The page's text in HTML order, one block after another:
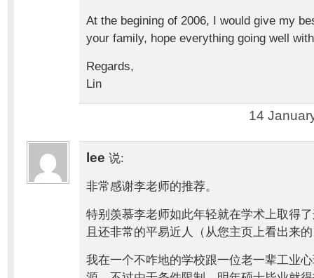
At the begining of 2006, I would give my
your family, hope everything going well
Regards,
Lin
14
lee 说:
非常感谢李老师的推荐。
特别羡慕李老师如此年轻就在学术上取得
且还非常的平易近人（从您主页上看出来
我在一个不咋地的学校跟一位老一辈工业